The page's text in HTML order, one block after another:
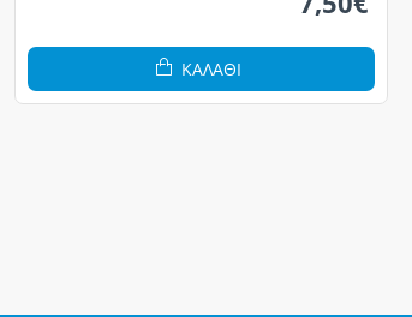
ΚΑΛΆΘΙ